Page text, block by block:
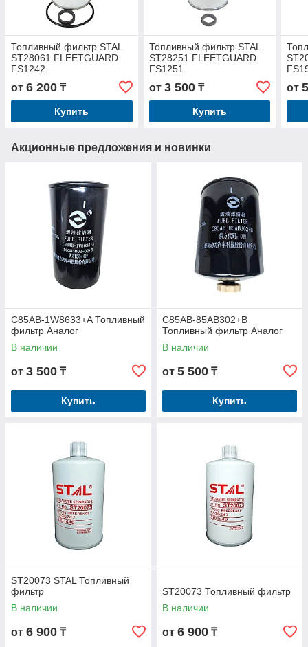
Топливный фильтр STAL
ST28061 FLEETGUARD
FS1242
от 6 200 ₸
Купить
Топливный фильтр STAL
ST28251 FLEETGUARD
FS1251
от 3 500₸
Купить
от
Акционные предложения и новинки
C85AB-1W8633+A Топливный
фильтр Аналог
В наличии
от 3 500 ₸
Купить
C85AB-85AB302+B
Топливный фильтр Аналог
В наличии
от 5 500 ₸
Купить
ST20073 STAL Топливный
фильтр
В наличии
от 6 900 ₸
ST20073 Топливный фильтр
В наличии
от 6 900 ₸